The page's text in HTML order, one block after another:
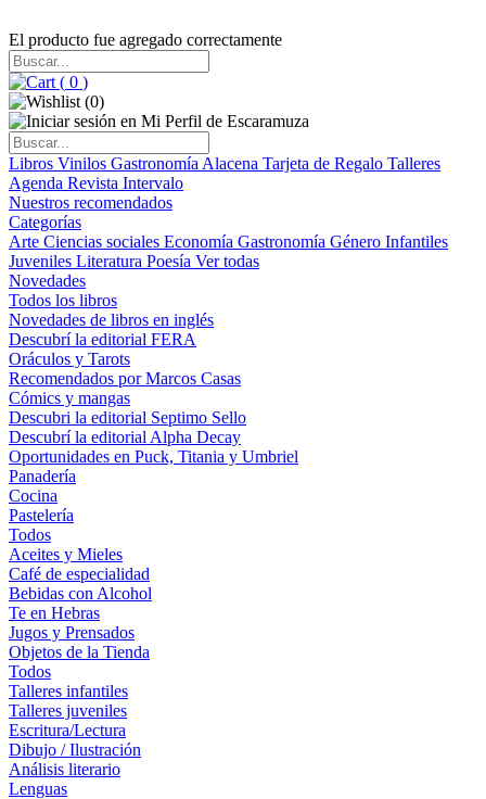
El producto fue agregado correctamente
( 0 )
(0)
Libros Vinilos Gastronomía Alacena Tarjeta de Regalo Talleres
Agenda Revista Intervalo
Nuestros recomendados
Categorías
Arte Ciencias sociales Economía Gastronomía Género Infantiles
Juveniles Literatura Poesía Ver todas
Novedades
Todos los libros
Novedades de libros en inglés
Descubrí la editorial FERA
Oráculos y Tarots
Recomendados por Marcos Casas
Cómics y mangas
Descubri la editorial Septimo Sello
Descubrí la editorial Alpha Decay
Oportunidades en Puck, Titania y Umbriel
Panadería
Cocina
Pastelería
Todos
Aceites y Mieles
Café de especialidad
Bebidas con Alcohol
Te en Hebras
Jugos y Prensados
Objetos de la Tienda
Todos
Talleres infantiles
Talleres juveniles
Escritura/Lectura
Dibujo / Ilustración
Análisis literario
Lenguas